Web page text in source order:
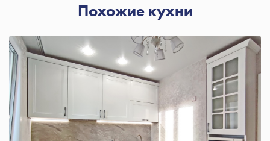
Похожие кухни